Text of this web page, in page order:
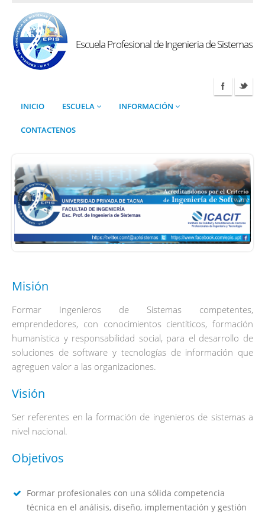
Escuela Profesional de Ingenieria de Sistemas
INICIO ESCUELA INFORMACIÓN
CONTACTENOS
Misión
Formar Ingenieros de Sistemas competentes,
emprendedores, con conocimientos cientíticos, formación
humanística y responsabilidad social, para el desarrollo de
soluciones de software y tecnologías de información que
agreguen valor a las organizaciones.
Visión
Ser referentes en la formación de ingenieros de sistemas a
nivel nacional.
Objetivos
Formar profesionales con una sólida competencia
técnica en el análisis, diseño, implementación y gestión